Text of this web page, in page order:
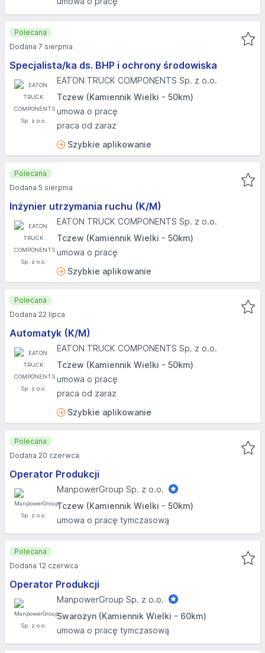
Specjalista/ka ds. BHP i ochrony środowiska
EATON TRUCK COMPONENTS Sp. z o.o.
Tczew (Kamiennik Wielki - 50km)
umowa o pracę
praca od zaraz
Szybkie aplikowanie
Polecana
Dodana 7 sierpnia
Inżynier utrzymania ruchu (K/M)
EATON TRUCK COMPONENTS Sp. z o.o.
Tczew (Kamiennik Wielki - 50km)
umowa o pracę
Szybkie aplikowanie
Polecana
Dodana 5 sierpnia
Automatyk (K/M)
EATON TRUCK COMPONENTS Sp. z o.o.
Tczew (Kamiennik Wielki - 50km)
umowa o pracę
praca od zaraz
Szybkie aplikowanie
Polecana
Dodana 22 lipca
Operator Produkcji
ManpowerGroup Sp. z o.o.
Tczew (Kamiennik Wielki - 50km)
umowa o pracę tymczasową
Polecana
Dodana 20 czerwca
Operator Produkcji
ManpowerGroup Sp. z o.o.
Swarożyn (Kamiennik Wielki - 60km)
umowa o pracę tymczasową
Polecana
Dodana 12 czerwca